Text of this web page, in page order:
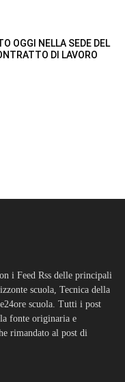
OGGI NELLA SEDE DEL
DI LAVORO
i Feed Rss delle principali
scuola, Tecnica della
scuola. Tutti i post
fonte originaria e
rimandato al post di